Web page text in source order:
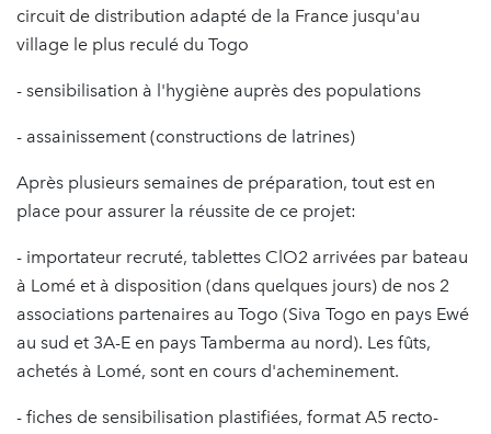
circuit de distribution adapté de la France jusqu'au
village le plus reculé du Togo
- sensibilisation à l'hygiène auprès des populations
- assainissement (constructions de latrines)
Après plusieurs semaines de préparation, tout est en
place pour assurer la réussite de ce projet:
- importateur recruté, tablettes ClO2 arrivées par bateau
à Lomé et à disposition (dans quelques jours) de nos 2
associations partenaires au Togo (Siva Togo en pays Ewé
au sud et 3A-E en pays Tamberma au nord). Les fûts,
achetés à Lomé, sont en cours d'acheminement.
- fiches de sensibilisation plastifiées, format A5 recto-